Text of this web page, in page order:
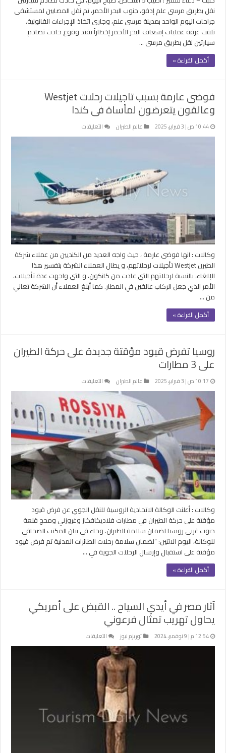
مغلقة
نقل بطريق مرسى علم إدفو، جنوب البحر الأحمر، تم نقل المصابين لمستشفى
جراحات اليوم الواحد بمدينة مرسى علم، وجارى اتخاذ الإجراءات القانونية.
تلقت غرفة عمليات إسعاف البحر الأحمر إخطاراً يفيد وقوع حادث تصادم
سيارتين نقل بطريق مرسى …
أكمل القراءة »
فوضى عارمة بسبب تاجيلات رحلات Westjet
وعالقون يتعرضون لمأساة فى كندا
10:44 ص | 3 فبراير، 2025 عالم الطيران التعليقات
فوضى
Westjet
وعالقون
يتعرضون
لمأساة
فى
كندا
مغلقة
وكالات : انها فوضى عارمة ، حيث واجه العديد من الكنديين من عملاء شركة
الطيرن Westjet تأجيلات لرحلاتهم، و يطال العملاء الشركة بتفسير هذا
الإلغاء، بالنسبة لرحلاتهم التي عادت من كانكون، و التي واجهت عدة تأجيلات،
الأمر الذي جعل الركاب عالقين في المطار. كما أبلغ العملاء أن الشركة تعاني
من …
أكمل القراءة »
روسيا تفرض قيود مؤقتة جديدة على حركة الطيران
على 3 مطارات
10:17 ص | 3 فبراير، 2025 عالم الطيران التعليقات
روسيا
تفرض
قيود
مؤقتة
جديدة
على
حركة
على
3
مطارات
مغلقة
وكالات : أعلنت الوكالة الاتحادية الروسية للنقل الجوي عن فرض قيود
مؤقتة على حركة الطيران في مطارات فلاديكافكاز وغروزني ومحج قلعة
جنوب غربي روسيا لضمان سلامة الطيران. وجاء في بيان المكتب الصحافي
للوكالة، اليوم الاثنين: “لضمان سلامة رحلات الطائرات المدنية تم فرض قيود
مؤقتة على استقبال وإرسال الرحلات الجوية في …
أكمل القراءة »
آثار مصر في أيدي السياح .. القبض على أمريكي
يحاول تهريب تمثال فرعوني
12:54 م | 9 نوفمبر، 2024 توريزم نيوز التعليقات
آثار
على